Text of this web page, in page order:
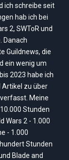
ich schreibe seit
hab ich bei
2, SWToR und
Danach
Guildnews, die
ein wenig um
2023 habe ich
Artikel zu über
Meine
Stunden
Wars 2 - 1.000
- 1.000
Stunden
Blade and